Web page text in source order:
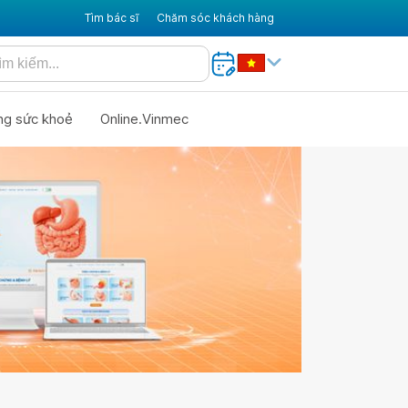
Tìm bác sĩ Chăm sóc khách hàng
sức khoẻ Online.Vinmec